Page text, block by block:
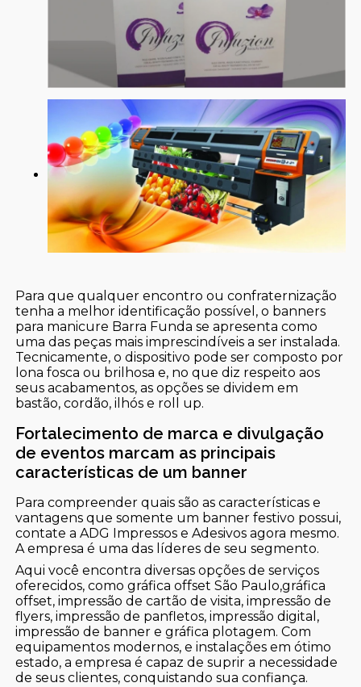
Para que qualquer encontro ou confraternização
tenha a melhor identificação possível, o banners
para manicure Barra Funda se apresenta como
uma das peças mais imprescindíveis a ser instalada.
Tecnicamente, o dispositivo pode ser composto por
lona fosca ou brilhosa e, no que diz respeito aos
seus acabamentos, as opções se dividem em
bastão, cordão, ilhós e roll up.
Fortalecimento de marca e divulgação
de eventos marcam as principais
características de um banner
Para compreender quais são as características e
vantagens que somente um banner festivo possui,
contate a ADG Impressos e Adesivos agora mesmo.
A empresa é uma das líderes de seu segmento.
Aqui você encontra diversas opções de serviços
oferecidos, como gráfica offset São Paulo,gráfica
offset, impressão de cartão de visita, impressão de
flyers, impressão de panfletos, impressão digital,
impressão de banner e gráfica plotagem. Com
equipamentos modernos, e instalações em ótimo
estado, a empresa é capaz de suprir a necessidade
de seus clientes, conquistando sua confiança.